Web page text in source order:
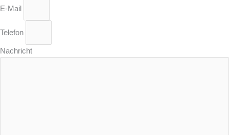
E-Mail
Telefon
Nachricht